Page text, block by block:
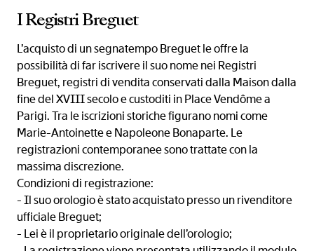
I Registri Breguet
L’acquisto di un segnatempo Breguet le offre la
possibilità di far iscrivere il suo nome nei Registri
Breguet, registri di vendita conservati dalla Maison dalla
fine del XVIII secolo e custoditi in Place Vendôme a
Parigi. Tra le iscrizioni storiche figurano nomi come
Marie-Antoinette e Napoleone Bonaparte. Le
registrazioni contemporanee sono trattate con la
massima discrezione.
Condizioni di registrazione:
- Il suo orologio è stato acquistato presso un rivenditore
ufficiale Breguet;
- Lei è il proprietario originale dell’orologio;